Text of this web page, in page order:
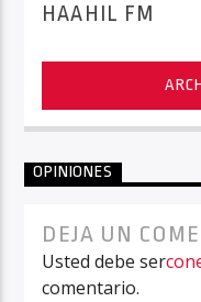
HAAHIL FM
OPINIONES
DEJA UN
Usted debe ser
comentario.